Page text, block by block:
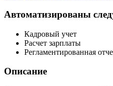
Автоматизированы
Кадровый учет
Расчет зарплаты
Регламентированная
Описание